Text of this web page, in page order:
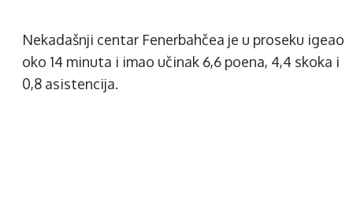
Nekadašnji centar Fenerbahčea je u proseku igeao
oko 14 minuta i imao učinak 6,6 poena, 4,4 skoka i
0,8 asistencija.